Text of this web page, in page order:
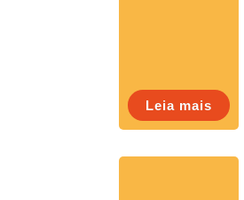
Leia mais